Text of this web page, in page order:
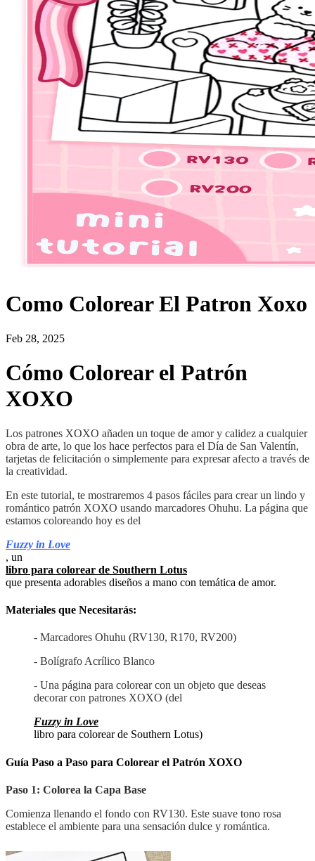
Como Colorear El Patron Xoxo
Feb 28, 2025
Cómo Colorear el Patrón
XOXO
Los patrones XOXO añaden un toque de amor y calidez a cualquier
obra de arte, lo que los hace perfectos para el Día de San Valentín,
tarjetas de felicitación o simplemente para expresar afecto a través de
la creatividad.
En este tutorial, te mostraremos 4 pasos fáciles para crear un lindo y
romántico patrón XOXO usando marcadores Ohuhu. La página que
estamos coloreando hoy es del
Fuzzy in Love
, un
libro para colorear de Southern Lotus
que presenta adorables diseños a mano con temática de amor.
Materiales que Necesitarás:
- Marcadores Ohuhu (RV130, R170, RV200)
- Bolígrafo Acrílico Blanco
- Una página para colorear con un objeto que deseas
decorar con patrones XOXO (del
Fuzzy in Love
libro para colorear de Southern Lotus)
Guía Paso a Paso para Colorear el Patrón XOXO
Paso 1: Colorea la Capa Base
Comienza llenando el fondo con RV130. Este suave tono rosa
establece el ambiente para una sensación dulce y romántica.